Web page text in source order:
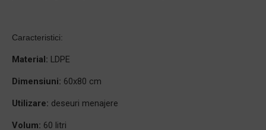
Caracteristici:
Material: LDPE
Dimensiuni: 60x80 cm
Utilizare: deseuri menajere
Volum: 60 litri